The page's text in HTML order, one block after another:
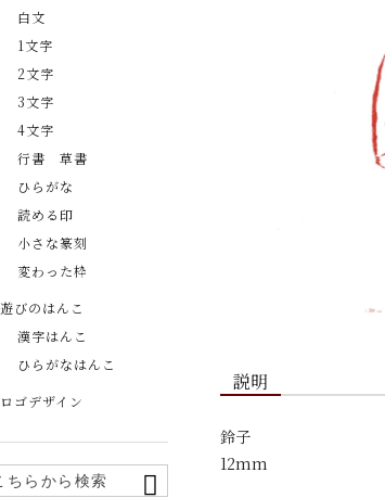
説明
鈴子
12mm
白文
1文字
2文字
3文字
4文字
行書 草書
ひらがな
読める印
小さな篆刻
変わった枠
遊びのはんこ
漢字はんこ
ひらがなはんこ
ロゴデザイン